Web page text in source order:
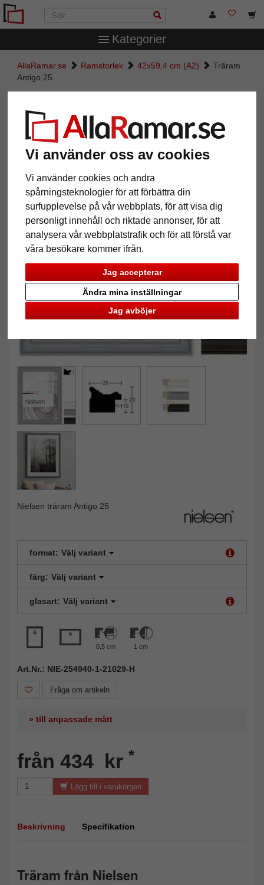
Vi använder oss av cookies
Vi använder cookies och andra
spårningsteknologier för att förbättra din
surfupplevelse på vår webbplats, för att visa dig
personligt innehåll och riktade annonser, för att
analysera vår webbplatstrafik och för att förstå var
våra besökare kommer ifrån.
Jag accepterar
Jag avböjer
Ändra mina inställningar
Kategorier
AllaRamar.se Ramstorlek 42x59,4 cm (A2)
Träram
Antigo 25
Träram Antigo 25
Tillbaka
Nielsen träram Antigo 25
format: Välj variant
färg: Välj variant
glasart: Välj variant
0,5 cm 1 cm
Art.Nr.: NIE-254940-1-21029-H
Fråga om artikeln
» till anpassade mått
från 434 kr *
Lägg till i varukorgen
Beskrivning Specifikation
Träram från Nielsen